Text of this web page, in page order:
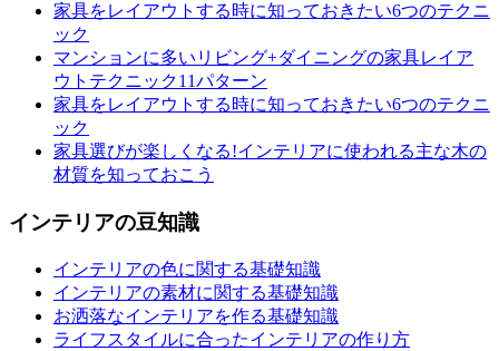
家具をレイアウトする時に知っておきたい6つのテクニ
ック
マンションに多いリビング+ダイニングの家具レイア
ウトテクニック11パターン
家具をレイアウトする時に知っておきたい6つのテクニ
ック
家具選びが楽しくなる!インテリアに使われる主な木の
材質を知っておこう
インテリアの豆知識
インテリアの色に関する基礎知識
インテリアの素材に関する基礎知識
お洒落なインテリアを作る基礎知識
ライフスタイルに合ったインテリアの作り方